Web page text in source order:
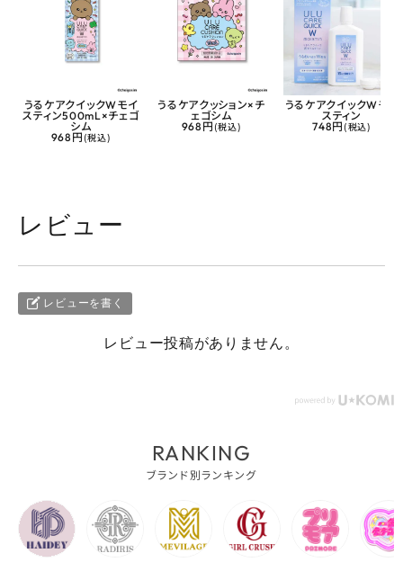
うるケアクイックWモイ
スティン500mL×チェゴ
シム
968円 (税込)
うるケアクッション×チ
ェゴシム
968円 (税込)
うるケアクイックWモイ
スティン
748円 (税込)
レビュー
レビューを書く
レビュー投稿がありません。
RANKING
ブランド別ランキング